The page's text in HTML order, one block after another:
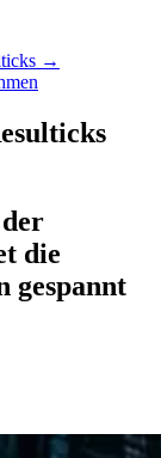
→
die
gespannt